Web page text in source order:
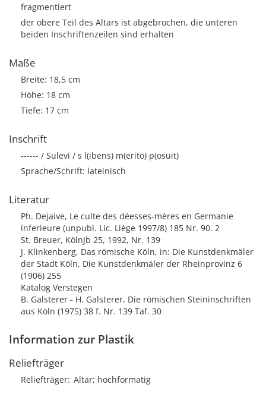
fragmentiert
der obere Teil des Altars ist abgebrochen, die unteren
beiden Inschriftenzeilen sind erhalten
Maße
Breite: 18,5 cm
Höhe: 18 cm
Tiefe: 17 cm
Inschrift
------ / Sulevi / s l(ibens) m(erito) p(osuit)
Sprache/Schrift: lateinisch
Literatur
Ph. Dejaive, Le culte des déesses-mères en Germanie
ínferieure (unpubl. Lic. Liège 1997/8) 185 Nr. 90. 2
St. Breuer, KölnJb 25, 1992, Nr. 139
J. Klinkenberg, Das römische Köln, in: Die Kunstdenkmäler
der Stadt Köln, Die Kunstdenkmäler der Rheinprovinz 6
(1906) 255
Katalog Verstegen
B. Galsterer - H. Galsterer, Die römischen Steininschriften
aus Köln (1975) 38 f. Nr. 139 Taf. 30
Information zur Plastik
Reliefträger
Reliefträger Altar; hochformatig